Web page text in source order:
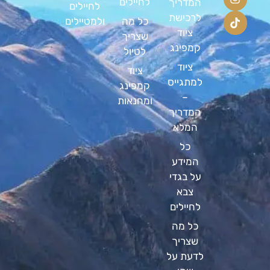
לרכישת
ציוד
קמפינג
ציוד
למתגייס
המדריך
המלא
המידע
על בגדי
לחיילים
כל מה
שצריך
לדעת על
כל מה
שצריך
לטיול
ציוד
קמפינג
ומחנאות
לחיילים
ולמטיילים